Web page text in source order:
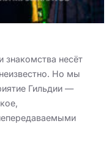
знакомства несёт
Но мы
Гильдии —